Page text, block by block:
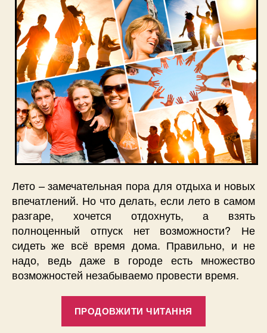
Лето – замечательная пора для отдыха и новых
впечатлений. Но что делать, если лето в самом
разгаре, хочется отдохнуть, а взять
полноценный отпуск нет возможности? Не
сидеть же всё время дома. Правильно, и не
надо, ведь даже в городе есть множество
возможностей незабываемо провести время.
ПРОДОВЖИТИ ЧИТАННЯ